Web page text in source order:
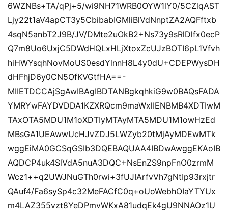
6WZNBs+TA/qPj+5/wi9NH71WRB0OYW1lY0/5CZlqAST
Ljy22t1aV4apCT3y5CbibabIGMliBlVdNnptZA2AQFftxb
4sqN5anbT2J9B/JV/DMte2uOkB2+Ns73y9sRlDlfx0ecP
Q7m8Uo6UxjC5DWdHQLxHLjXtoxZcUJzBOTI6pL1Vfvh
hiHWYsqhNovMoUS0esdYlnnH8L4y0dU+CDEPWysDH
dHFhjD6y0CN5OfKVGtfHA==-
MIIETDCCAjSgAwIBAgIBDTANBgkqhkiG9w0BAQsFADA
YMRYwFAYDVDDA1KZXRQcm9maWxlIENBMB4XDTIwM
TAxOTA5MDU1M1oXDTIyMTAyMTA5MDU1M1owHzEd
MBsGA1UEAwwUcHJvZDJ5LWZyb20tMjAyMDEwMTk
wggEiMA0GCSqGSIb3DQEBAQUAA4IBDwAwggEKAoIB
AQDCP4uk4SlVdA5nuA3DQC+NsEnZS9npFnO0zrmM
Wcz1++q2UWJNuGTh0rwi+3fUJIArfvVh7gNtIp93rxjtr
QAuf4/Fa6sySp4c32MeFACfC0q+oUoWebhOIaYTYUx
m4LAZ355vzt8YeDPmvWKxA81udqEk4gU9NNAOz1U